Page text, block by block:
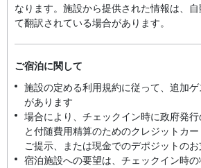
なります。施設から提供された情報は、
て翻訳されている場合があります。
ご宿泊に関して
施設の定める利用規約に従って、追加
があります
場合により、チェックイン時に政府発
と付随費用精算のためのクレジットカ
ご提示、または現金でのデポジットの
宿泊施設への要望は、チェックイン時